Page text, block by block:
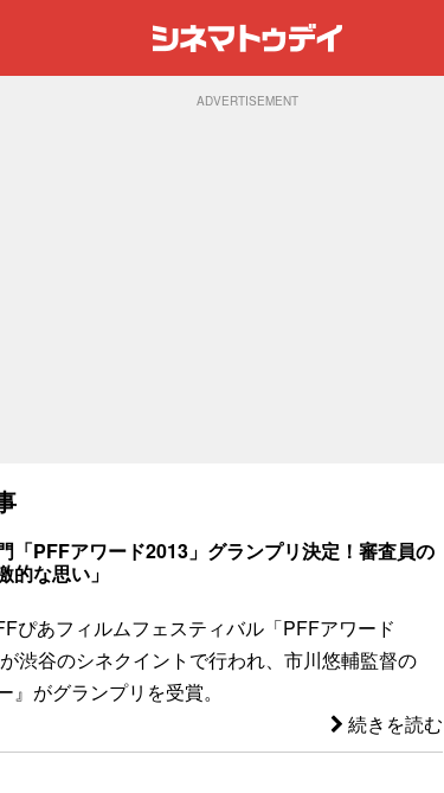
ADVERTISEMENT
「PFFアワード2013」グランプリ決定！審査員の
的な思い」
ぴあフィルムフェスティバル「PFFアワード
渋谷のシネクイントで行われ、市川悠輔監督の
』がグランプリを受賞。
続きを読む